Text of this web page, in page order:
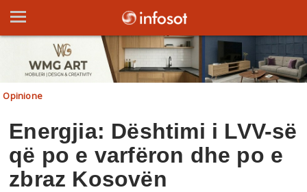
Opinione
Energjia: Dështimi i LVV-së
që po e varfëron dhe po e
zbraz Kosovën